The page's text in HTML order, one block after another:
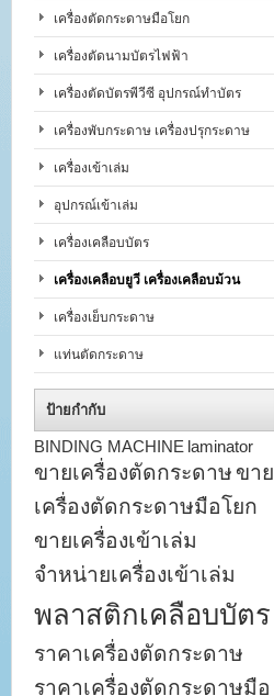
เครื่องตัดกระดาษมือโยก
เครื่องตัดนามบัตรไฟฟ้า
เครื่องตัดบัตรพีวีซี อุปกรณ์ทำบัตร
เครื่องพับกระดาษ เครื่องปรุกระดาษ
เครื่องเข้าเล่ม
อุปกรณ์เข้าเล่ม
เครื่องเคลือบบัตร
เครื่องเคลือบยูวี เครื่องเคลือบม้วน
เครื่องเย็บกระดาษ
แท่นตัดกระดาษ
ป้ายกำกับ
BINDING MACHINE laminator
ขายเครื่องตัดกระดาษ ขาย
เครื่องตัดกระดาษมือโยก
ขายเครื่องเข้าเล่ม
จำหน่ายเครื่องเข้าเล่ม
พลาสติกเคลือบบัตร
ราคาเครื่องตัดกระดาษ
ราคาเครื่องตัดกระดาษมือ